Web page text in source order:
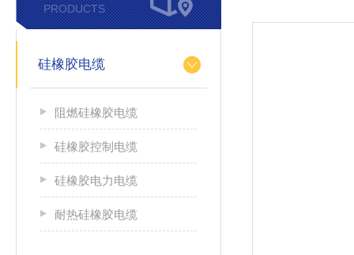
PRODUCTS
硅橡胶电缆
阻燃硅橡胶电缆
硅橡胶控制电缆
硅橡胶电力电缆
耐热硅橡胶电缆